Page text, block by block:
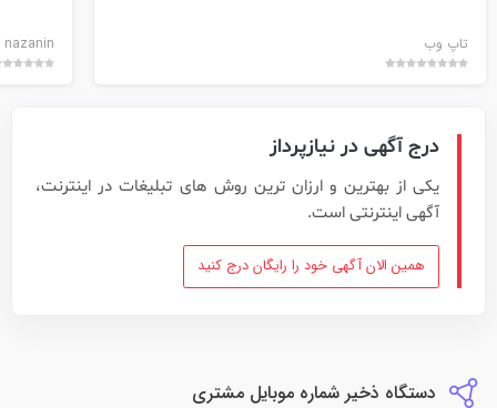
تاپ وب nazanin
درج آگهی در نیازپرداز
یکی از بهترین و ارزان ترین روش های تبلیغات در اینترنت،
آگهی اینترنتی است.
همین الان آگهی خود را رایگان درج کنید
دستگاه ذخیر شماره موبایل مشتری